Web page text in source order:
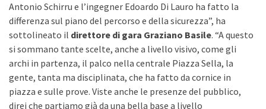
Antonio Schirru e l’ingegner Edoardo Di Lauro ha fatto la
differenza sul piano del percorso e della sicurezza”, ha
sottolineato il direttore di gara Graziano Basile. “A questo
si sommano tante scelte, anche a livello visivo, come gli
archi in partenza, il palco nella centrale Piazza Sella, la
gente, tanta ma disciplinata, che ha fatto da cornice in
piazza e sulle prove. Viste anche le presenze del pubblico,
direi che partiamo già da una bella base a livello